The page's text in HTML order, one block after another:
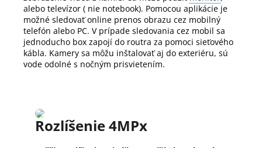
alebo televízor ( nie notebook). Pomocou aplikácie je
možné sledovať online prenos obrazu cez mobilný
telefón alebo PC. V prípade sledovania cez mobil sa
jednoducho box zapojí do routra za pomoci sieťového
kábla. Kamery sa môžu inštalovať aj do exteriéru, sú
vode odolné s nočným prisvietením.
Rozlíšenie 4MPx